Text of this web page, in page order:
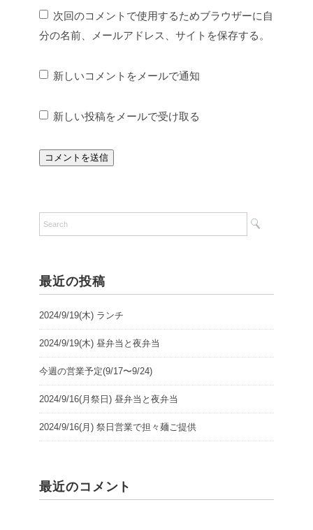
次回のコメントで使用するためブラウザーに自
分の名前、メールアドレス、サイトを保存する。
新しいコメントをメールで通知
新しい投稿をメールで受け取る
最近の投稿
2024/9/19(木) ランチ
2024/9/19(木) 昼弁当と夜弁当
今週の営業予定(9/17〜9/24)
2024/9/16(月祭日) 昼弁当と夜弁当
2024/9/16(月) 祭日営業で担々麺ご提供
最近のコメント